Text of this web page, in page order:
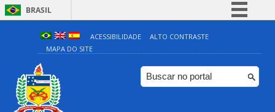
BRASIL
Simplifique!
Comunica BR
Participe
ACESSIBILIDADE
ALTO CONTRASTE
MAPA DO SITE